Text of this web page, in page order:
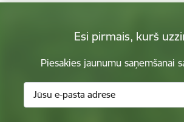
Esi pirmais, kurš
Piesakies jaunumu saņemšanai